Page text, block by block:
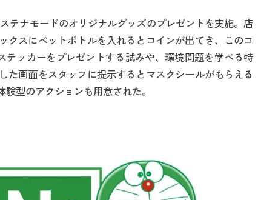
テナモードのオリジナルグッズのプレゼントを実施。店
クスにペットボトルを入れるとコインが出てき、このコ
テッカーをプレゼントする試みや、環境問題を学べる特
た画面をスタッフに提示するとマスクシールがもらえる
型のアクションも用意された。